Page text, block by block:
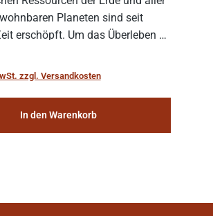
Planeten sind seit
erschöpft. Um das Überleben zu
die sogenannten
gebaut. Auf diesen
zzgl. Versandkosten
In den Warenkorb